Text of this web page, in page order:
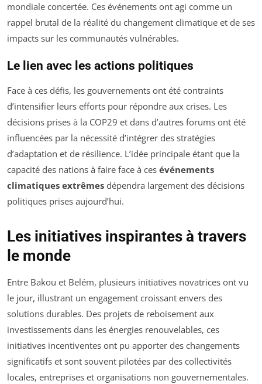
mondiale concertée. Ces événements ont agi comme un
rappel brutal de la réalité du changement climatique et de ses
impacts sur les communautés vulnérables.
Le lien avec les actions politiques
Face à ces défis, les gouvernements ont été contraints
d’intensifier leurs efforts pour répondre aux crises. Les
décisions prises à la COP29 et dans d’autres forums ont été
influencées par la nécessité d’intégrer des stratégies
d’adaptation et de résilience. L’idée principale étant que la
capacité des nations à faire face à ces événements
climatiques extrêmes dépendra largement des décisions
politiques prises aujourd’hui.
Les initiatives inspirantes à travers
le monde
Entre Bakou et Belém, plusieurs initiatives novatrices ont vu
le jour, illustrant un engagement croissant envers des
solutions durables. Des projets de reboisement aux
investissements dans les énergies renouvelables, ces
initiatives incentiventes ont pu apporter des changements
significatifs et sont souvent pilotées par des collectivités
locales, entreprises et organisations non gouvernementales.